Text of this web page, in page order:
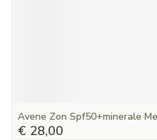
Avene Zon Spf50+minerale
€ 28,00